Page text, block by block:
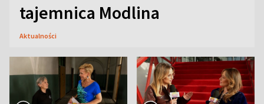
tajemnica Modlina
Aktualności